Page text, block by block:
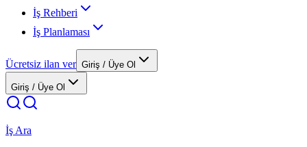
İş Rehberi
İş Planlaması
Ücretsiz ilan ver Giriş / Üye Ol
Giriş / Üye Ol
İş Ara